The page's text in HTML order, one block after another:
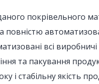
покрівельного
повністю
всі
та пакування
і стабільну якість